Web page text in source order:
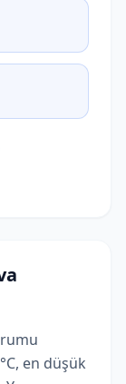
en düşük